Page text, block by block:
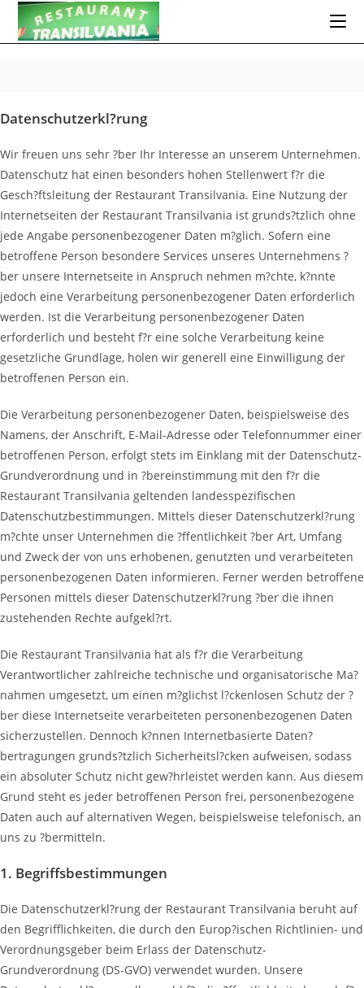
Zum
Inhalt
Datenschutzerkl?rung
Wir freuen uns sehr ?ber Ihr Interesse an unserem Unternehmen.
Datenschutz hat einen besonders hohen Stellenwert f?r die
Gesch?ftsleitung der Restaurant Transilvania. Eine Nutzung der
Internetseiten der Restaurant Transilvania ist grunds?tzlich ohne
jede Angabe personenbezogener Daten m?glich. Sofern eine
betroffene Person besondere Services unseres Unternehmens ?
ber unsere Internetseite in Anspruch nehmen m?chte, k?nnte
jedoch eine Verarbeitung personenbezogener Daten erforderlich
werden. Ist die Verarbeitung personenbezogener Daten
erforderlich und besteht f?r eine solche Verarbeitung keine
gesetzliche Grundlage, holen wir generell eine Einwilligung der
betroffenen Person ein.
Die Verarbeitung personenbezogener Daten, beispielsweise des
Namens, der Anschrift, E-Mail-Adresse oder Telefonnummer einer
betroffenen Person, erfolgt stets im Einklang mit der Datenschutz-
Grundverordnung und in ?bereinstimmung mit den f?r die
Restaurant Transilvania geltenden landesspezifischen
Datenschutzbestimmungen. Mittels dieser Datenschutzerkl?rung
m?chte unser Unternehmen die ?ffentlichkeit ?ber Art, Umfang
und Zweck der von uns erhobenen, genutzten und verarbeiteten
personenbezogenen Daten informieren. Ferner werden betroffene
Personen mittels dieser Datenschutzerkl?rung ?ber die ihnen
zustehenden Rechte aufgekl?rt.
Die Restaurant Transilvania hat als f?r die Verarbeitung
Verantwortlicher zahlreiche technische und organisatorische Ma?
nahmen umgesetzt, um einen m?glichst l?ckenlosen Schutz der ?
ber diese Internetseite verarbeiteten personenbezogenen Daten
sicherzustellen. Dennoch k?nnen Internetbasierte Daten?
bertragungen grunds?tzlich Sicherheitsl?cken aufweisen, sodass
ein absoluter Schutz nicht gew?hrleistet werden kann. Aus diesem
Grund steht es jeder betroffenen Person frei, personenbezogene
Daten auch auf alternativen Wegen, beispielsweise telefonisch, an
uns zu ?bermitteln.
1. Begriffsbestimmungen
Die Datenschutzerkl?rung der Restaurant Transilvania beruht auf
den Begrifflichkeiten, die durch den Europ?ischen Richtlinien- und
Verordnungsgeber beim Erlass der Datenschutz-
Grundverordnung (DS-GVO) verwendet wurden. Unsere